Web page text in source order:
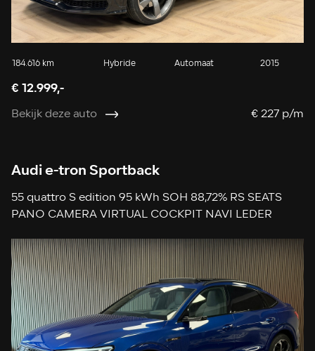
184.616 km Hybride Automaat 2015
€ 12.999,-
Bekijk deze auto € 227 p/m
Audi e-tron Sportback
55 quattro S edition 95 kWh SOH 88,72% RS SEATS
PANO CAMERA VIRTUAL COCKPIT NAVI LEDER